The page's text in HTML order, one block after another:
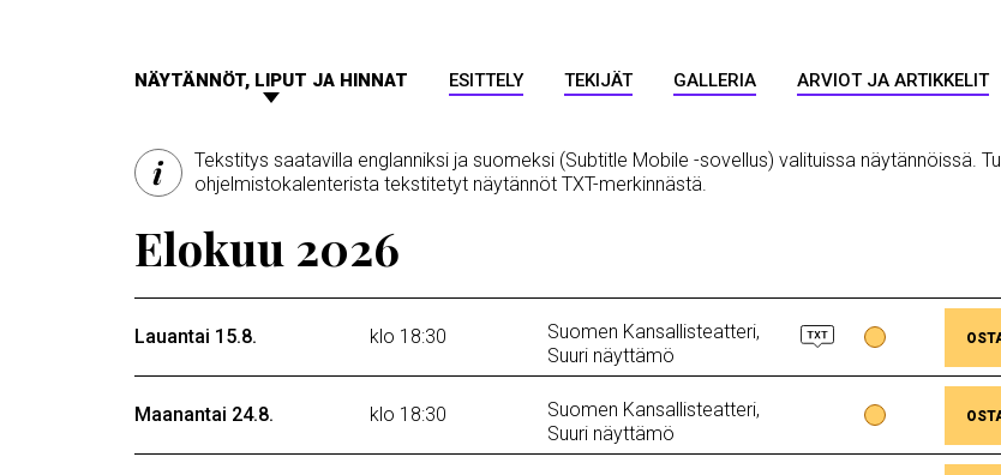
NÄYTÄNNÖT, LIPUT JA HINNAT ESITTELY TEKIJÄT GALLERIA ARVIOT JA ARTIKKELIT
Tekstitys saatavilla englanniksi ja suomeksi (Subtitle Mobile -sovellus) valituissa näytännöissä.
ohjelmistokalenterista tekstitetyt näytännöt TXT-merkinnästä.
Elokuu 2026
Lauantai 15.8. klo 18:30
Suomen Kansallisteatteri,
Suuri näyttämö
Lippujen
saatavuus
jäljellä
Maanantai 24.8. klo 18:30
Suomen Kansallisteatteri,
Suuri näyttämö
Lippujen
saatavuus